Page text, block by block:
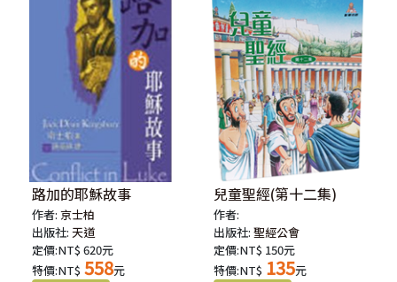
路加的耶穌故事
作者:京士柏
出版社:天道
定價:NT$ 620元
特價:NT$ 558元
兒童聖經(第十二集)
作者:
出版社:聖經公會
定價:NT$ 150元
特價:NT$ 135元